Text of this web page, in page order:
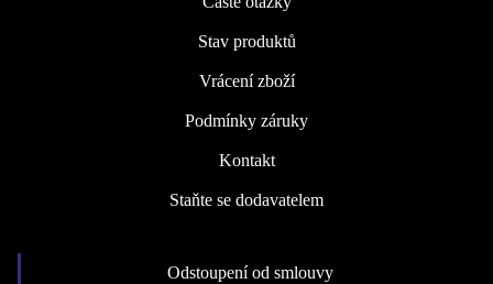
Stav produktů
Vrácení zboží
Podmínky záruky
Kontakt
Staňte se dodavatelem
Odstoupení od smlouvy